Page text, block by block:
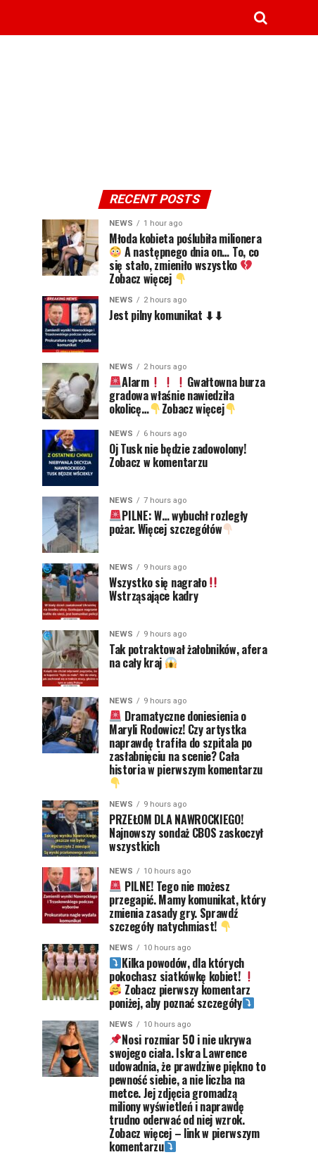
RECENT POSTS
NEWS 1 hour ago
Młoda kobieta poślubiła milionera
A następnego dnia on… To, co
się stało, zmieniło wszystko
Zobacz więcej
NEWS 2 hours ago
Jest pilny komunikat ⬇⬇
NEWS 2 hours ago
Alarm Gwałtowna burza
gradowa właśnie nawiedziła
okolicę… Zobacz więcej
NEWS 6 hours ago
Oj Tusk nie będzie zadowolony!
Zobacz w komentarzu
NEWS 7 hours ago
PILNE: W… wybuchł rozległy
pożar. Więcej szczegółów
NEWS 9 hours ago
Wszystko się nagrało
Wstrząsające kadry
NEWS 9 hours ago
Tak potraktował żałobników, afera
na cały kraj
NEWS 9 hours ago
Dramatyczne doniesienia o
Maryli Rodowicz! Czy artystka
naprawdę trafiła do szpitala po
zasłabnięciu na scenie? Cała
historia w pierwszym komentarzu
NEWS 9 hours ago
PRZEŁOM DLA NAWROCKIEGO!
Najnowszy sondaż CBOS zaskoczył
wszystkich
NEWS 10 hours ago
PILNE! Tego nie możesz
przegapić. Mamy komunikat, który
zmienia zasady gry. Sprawdź
szczegóły natychmiast!
NEWS 10 hours ago
Kilka powodów, dla których
pokochasz siatkówkę kobiet!
Zobacz pierwszy komentarz
poniżej, aby poznać szczegóły
NEWS 10 hours ago
Nosi rozmiar 50 i nie ukrywa
swojego ciała. Iskra Lawrence
udowadnia, że prawdziwe piękno to
pewność siebie, a nie liczba na
metce. Jej zdjęcia gromadzą
miliony wyświetleń i naprawdę
trudno oderwać od niej wzrok.
Zobacz więcej – link w pierwszym
komentarzu